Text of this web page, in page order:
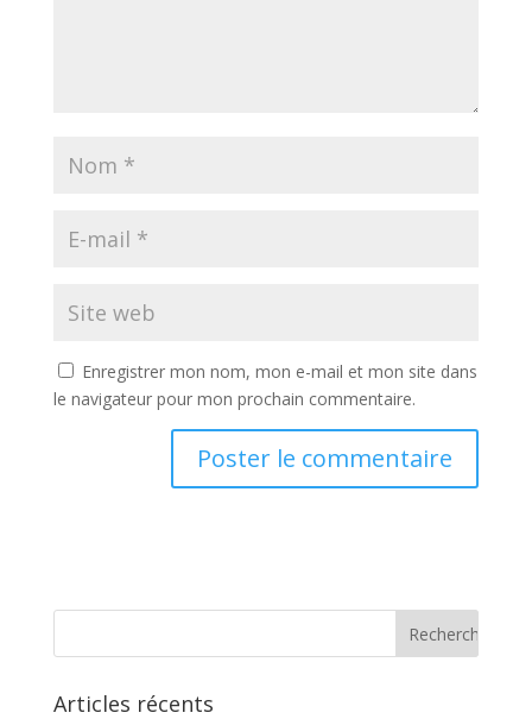
Enregistrer mon nom, mon e-mail et mon site dans
le navigateur pour mon prochain commentaire.
Articles récents